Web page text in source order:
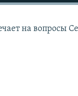
на вопросы